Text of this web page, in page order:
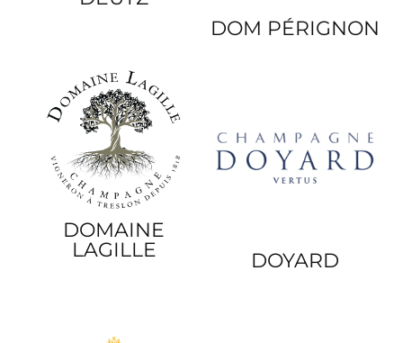
DOM PÉRIGNON
DOMAINE
LAGILLE
DOYARD